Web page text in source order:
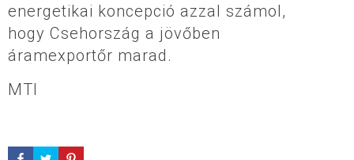
energetikai koncepció azzal számol,
hogy Csehország a jövőben
áramexportőr marad.
MTI